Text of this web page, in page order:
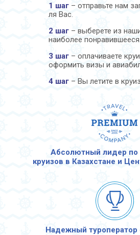
1 шаг – отправьте нам
ля Вас.
2 шаг – выберете из
наиболее понравившееся.
3 шаг – оплачиваете
оформить визы и
4 шаг – Вы летите в
Абсолютный лидер по
круизов в Казахстане и
Надежный туроператор